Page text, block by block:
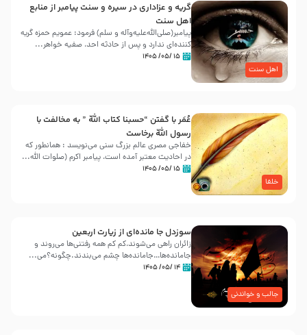
اهل سنت
گریه و عزاداری در سیره و سنت پیامبر از منابع
اهل سنت
پیامبر(صلی‌الله‌علیه‌وآله و سلم) فرمود: عمویم حمزه گریه
کننده‌ای ندارد و پس از حادثه احد، صفیه خواهر...
۱۵ /۰۵/ ۱۴۰۵
خلفا
عُمَر با گفتن “حسبنا كتاب اللّه ” به مخالفت با
رسول اللّه برخاست
خفاجی مصری عالم بزرگ سنی می‌نویسد : همانطور که
در احادیث معتبر آمده است، پیامبر اکرم (صلوات اللّه...
۱۵ /۰۵/ ۱۴۰۵
جالب و خواندنی
سوزدل جا مانده‌ای از زیارت اربعین
زائران راهی می‌شوند،کم‌ کم همه رفتنی‌ها می‌روند و
جامانده‌ها…جامانده‌ها چشم می‌بندند.چگونه؟می‌...
۱۴ /۰۵/ ۱۴۰۵